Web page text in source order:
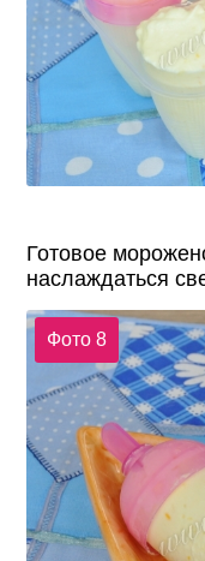
Готовое
наслаждаться
Фото 8